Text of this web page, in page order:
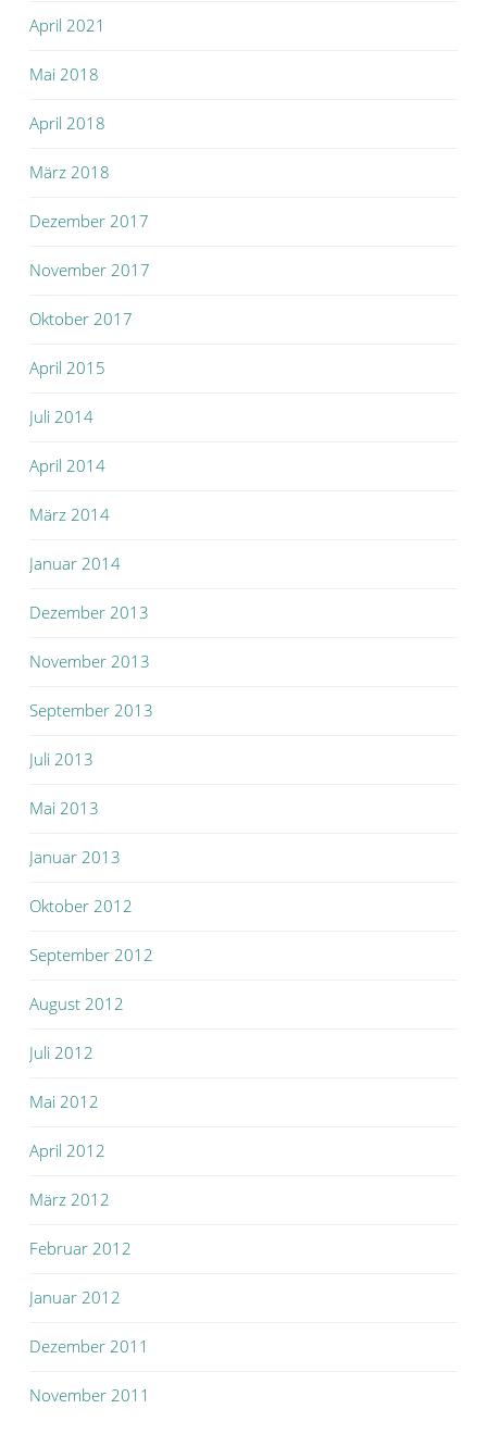
April 2021
Mai 2018
April 2018
März 2018
Dezember 2017
November 2017
Oktober 2017
April 2015
Juli 2014
April 2014
März 2014
Januar 2014
Dezember 2013
November 2013
September 2013
Juli 2013
Mai 2013
Januar 2013
Oktober 2012
September 2012
August 2012
Juli 2012
Mai 2012
April 2012
März 2012
Februar 2012
Januar 2012
Dezember 2011
November 2011